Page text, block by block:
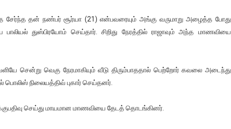
சேர்ந்த தன் நண்பர் சூர்யா (21) என்பவரையும் அங்கு வருமாறு அழைத்த போது
துஸ்பிரயோம் செய்தார். சிறிது நேரத்தில் ராஜாவும் அந்த மாணவியை
சென்று வெகு நேரமாகியும் வீடு திரும்பாததால் பெற்றோர் கவலை அடைந்து
பொலிஸ் நிலையத்திவ் புகார் செய்தனர்.
செய்து மாயமான மாணவியை தேடத் தொடங்கினர்.